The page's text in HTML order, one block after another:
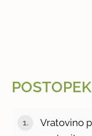
POSTOPEK
Vratovino